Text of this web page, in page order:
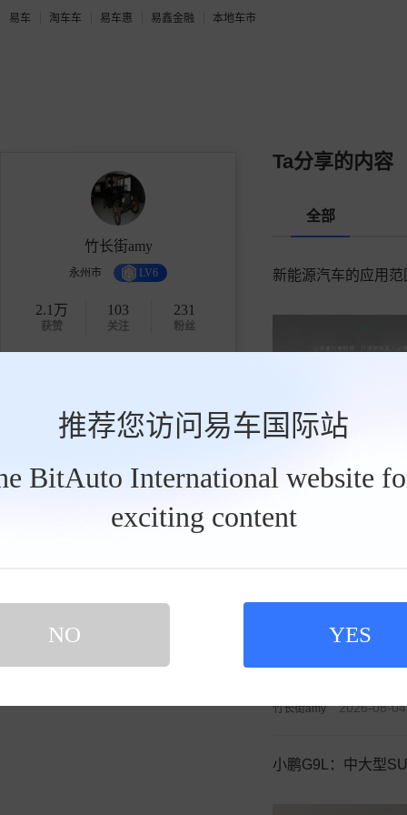
易车 淘车车 易车惠 易鑫金融 本地车市
推荐您访问易车国际站
BitAuto International website
exciting content
NO YES
竹长街amy
永州市 LV6
2.1万
获赞
103
关注
231
粉丝
发私信
买新车 上易车
扫码下载易车APP
Ta分享的内容
全部
新能源汽车的应用
泰山见千山 车轮丈
竹长街amy 2026-08-04
小鹏G9L：中大型